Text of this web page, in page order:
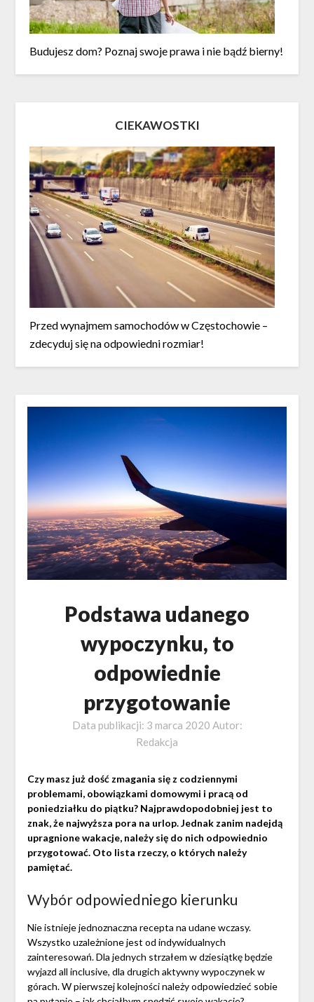
Budujesz dom? Poznaj swoje prawa i nie bądź bierny!
CIEKAWOSTKI
Przed wynajmem samochodów w Częstochowie –
zdecyduj się na odpowiedni rozmiar!
Podstawa udanego
wypoczynku, to
odpowiednie
przygotowanie
Data publikacji: 3 marca 2020 Autor:
Redakcja
Czy masz już dość zmagania się z codziennymi
problemami, obowiązkami domowymi i pracą od
poniedziałku do piątku? Najprawdopodobniej jest to
znak, że najwyższa pora na urlop. Jednak zanim nadejdą
upragnione wakacje, należy się do nich odpowiednio
przygotować. Oto lista rzeczy, o których należy
pamiętać.
Wybór odpowiedniego kierunku
Nie istnieje jednoznaczna recepta na udane wczasy.
Wszystko uzależnione jest od indywidualnych
zainteresowań. Dla jednych strzałem w dziesiątkę będzie
wyjazd all inclusive, dla drugich aktywny wypoczynek w
górach. W pierwszej kolejności należy odpowiedzieć sobie